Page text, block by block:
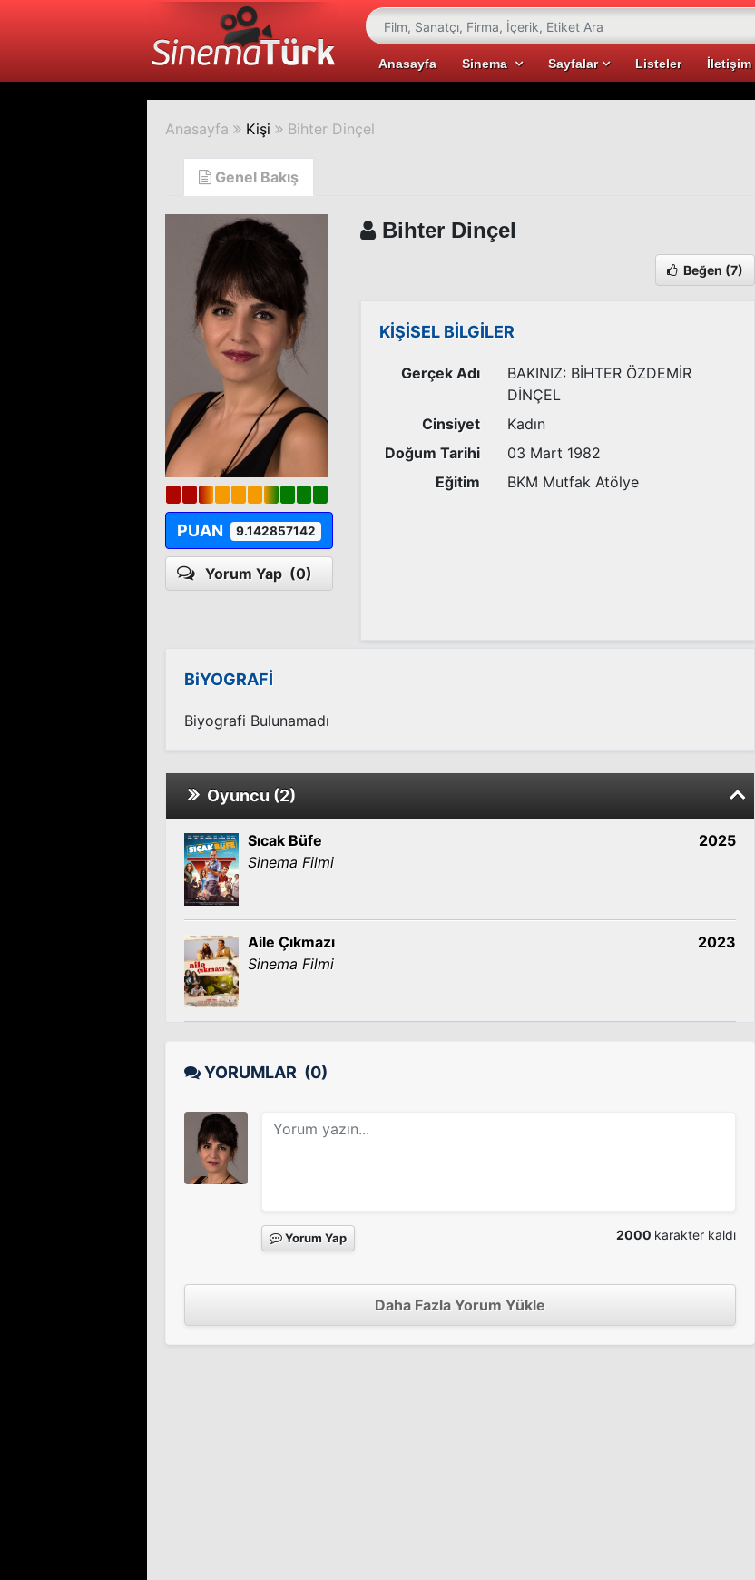
Anasayfa Sinema Sayfalar Listeler İletişim
Anasayfa Kişi Bihter Dinçel
Genel Bakış
PUAN 9.142857142
Yorum Yap (0)
Bihter Dinçel
Beğen (7)
KİŞİSEL BİLGİLER
Gerçek Adı
BAKINIZ: BİHTER ÖZDEMİR
DİNÇEL
Cinsiyet
Kadın
Doğum Tarihi
03 Mart 1982
Eğitim
BKM Mutfak Atölye
BiYOGRAFİ
Biyografi Bulunamadı
Oyuncu (2)
Sıcak Büfe
Sinema Filmi
2025
Aile Çıkmazı
Sinema Filmi
2023
YORUMLAR (0)
Yorum Yap 2000 karakter kaldı
Daha Fazla Yorum Yükle